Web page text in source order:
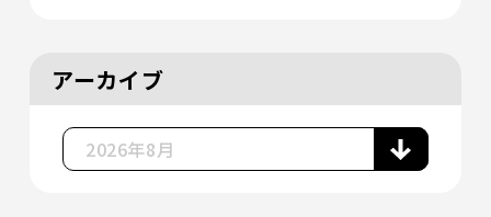
アーカイブ